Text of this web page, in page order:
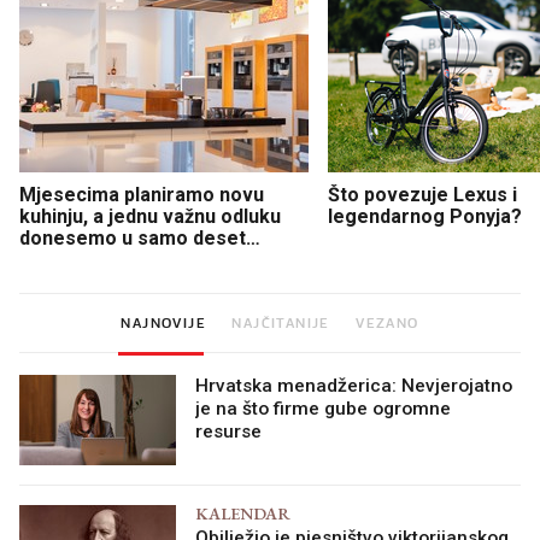
Mjesecima planiramo novu
kuhinju, a jednu važnu odluku
donesemo u samo deset
Što povezuje Lexus i
legendarnog Ponyja?
NAJNOVIJE NAJČITANIJE VEZANO
Hrvatska menadžerica: Nevjerojatno
je na što firme gube ogromne
resurse
KALENDAR